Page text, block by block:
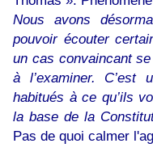
Nous avons
pouvoir écouter
un cas convaincant
à l’examiner. C’est
habitués à ce qu’ils
la base de la
Pas de quoi calmer